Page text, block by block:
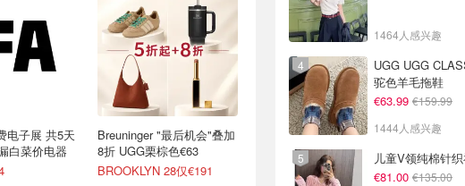
电子展 共5天
白菜价电器
Breuninger "最后机会"叠加
8折 UGG栗棕色€63
BROOKLYN 28仅€191
1464人感兴趣
UGG UGG
驼色羊毛拖鞋
€63.99 €159.99
1444人感兴趣
儿童V领纯棉针
€81.00 €135.00